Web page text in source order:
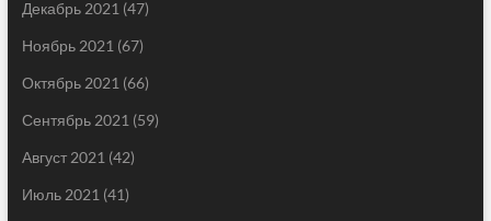
Декабрь 2021 (47)
Ноябрь 2021 (67)
Октябрь 2021 (66)
Сентябрь 2021 (59)
Август 2021 (42)
Июль 2021 (41)